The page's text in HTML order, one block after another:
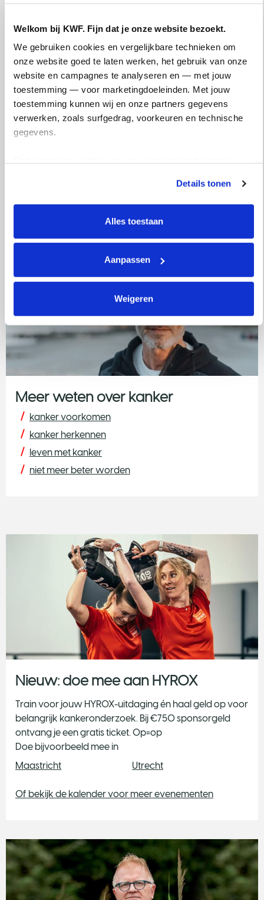
Welkom bij KWF. Fijn dat je onze website bezoekt.
We gebruiken cookies en vergelijkbare technieken om
onze website goed te laten werken, het gebruik van onze
website en campagnes te analyseren en — met jouw
toestemming — voor marketingdoeleinden. Met jouw
toestemming kunnen wij en onze partners gegevens
verwerken, zoals surfgedrag, voorkeuren en technische
gegevens.
tonen. Je kunt je toestemming op elk moment wijzigen of
intrekken via Cookie instellingen onderaan de pagina. De
lijst met cookies is te vinden in het tabblad “details”.
Details tonen
Alles toestaan
Aanpassen
Weigeren
Zon en huidkanker
Meer weten over kanker
kanker voorkomen
kanker herkennen
leven met kanker
niet meer beter worden
Nieuw: doe mee aan HYROX
Train voor jouw HYROX-uitdaging én haal geld op voor
belangrijk kankeronderzoek. Bij €750 sponsorgeld
ontvang je een gratis ticket. Op=op
Doe bijvoorbeeld mee in
Maastricht
Utrecht
Of bekijk de kalender voor meer evenementen